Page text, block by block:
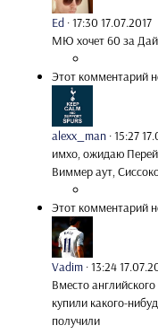
Ed ·17:30 17.07.2017
МЮ хочет 60 за
Этот комментарий
alexx_man ·15:27
имхо, ожидаю
Виммер аут,
Этот комментарий
Vadim ·13:24
Вместо
купили какого-
получили